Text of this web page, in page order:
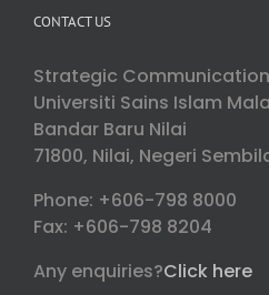
CONTACT US
Strategic
Universiti Sains Islam
Bandar Baru Nilai
71800, Nilai, Negeri
Phone: +606-798 8000
Fax: +606-798 8204
Any enquiries?Click here